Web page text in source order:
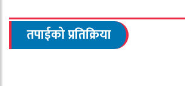
तपाईको प्रतिक्रिया